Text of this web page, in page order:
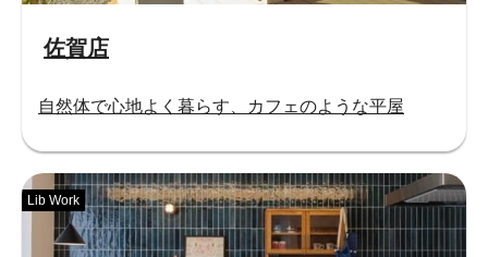
佐賀店
自然体で心地よく暮らす、カフェのような平屋
Lib Work